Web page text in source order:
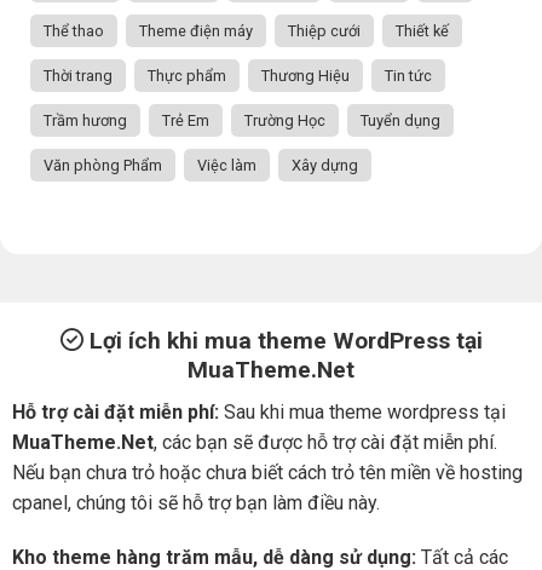
Thể thao Theme điện máy Thiệp cưới Thiết kế
Thời trang Thực phẩm Thương Hiệu Tin tức
Trầm hương Trẻ Em Trường Học Tuyển dụng
Văn phòng Phẩm Việc làm Xây dựng
Lợi ích khi mua theme WordPress tại
MuaTheme.Net
Hỗ trợ cài đặt miễn phí: Sau khi mua theme wordpress tại
MuaTheme.Net, các bạn sẽ được hỗ trợ cài đặt miễn phí.
Nếu bạn chưa trỏ hoặc chưa biết cách trỏ tên miền về hosting
cpanel, chúng tôi sẽ hỗ trợ bạn làm điều này.
Kho theme hàng trăm mẫu, dễ dàng sử dụng: Tất cả các